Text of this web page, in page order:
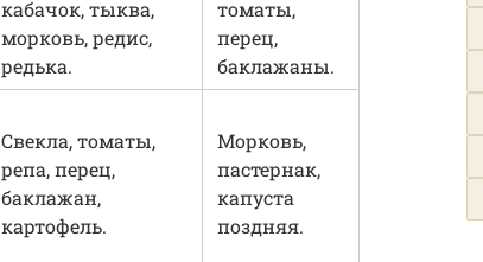
кабачок, тыква,
морковь, редис,
редька.
томаты,
перец,
баклажаны.
Свекла, томаты,
репа, перец,
баклажан,
картофель.
Морковь,
пастернак,
капуста
поздняя.